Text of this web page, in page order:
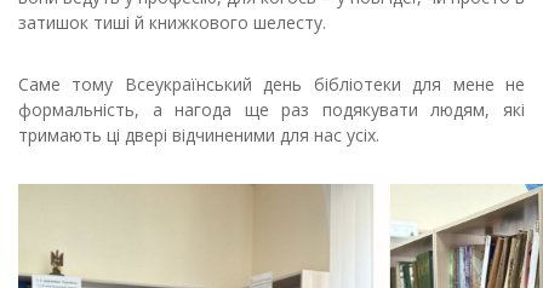
затишок тиші й книжкового шелесту.
Саме тому Всеукраїнський день бібліотеки для мене не
формальність, а нагода ще раз подякувати людям, які
тримають ці двері відчиненими для нас усіх.